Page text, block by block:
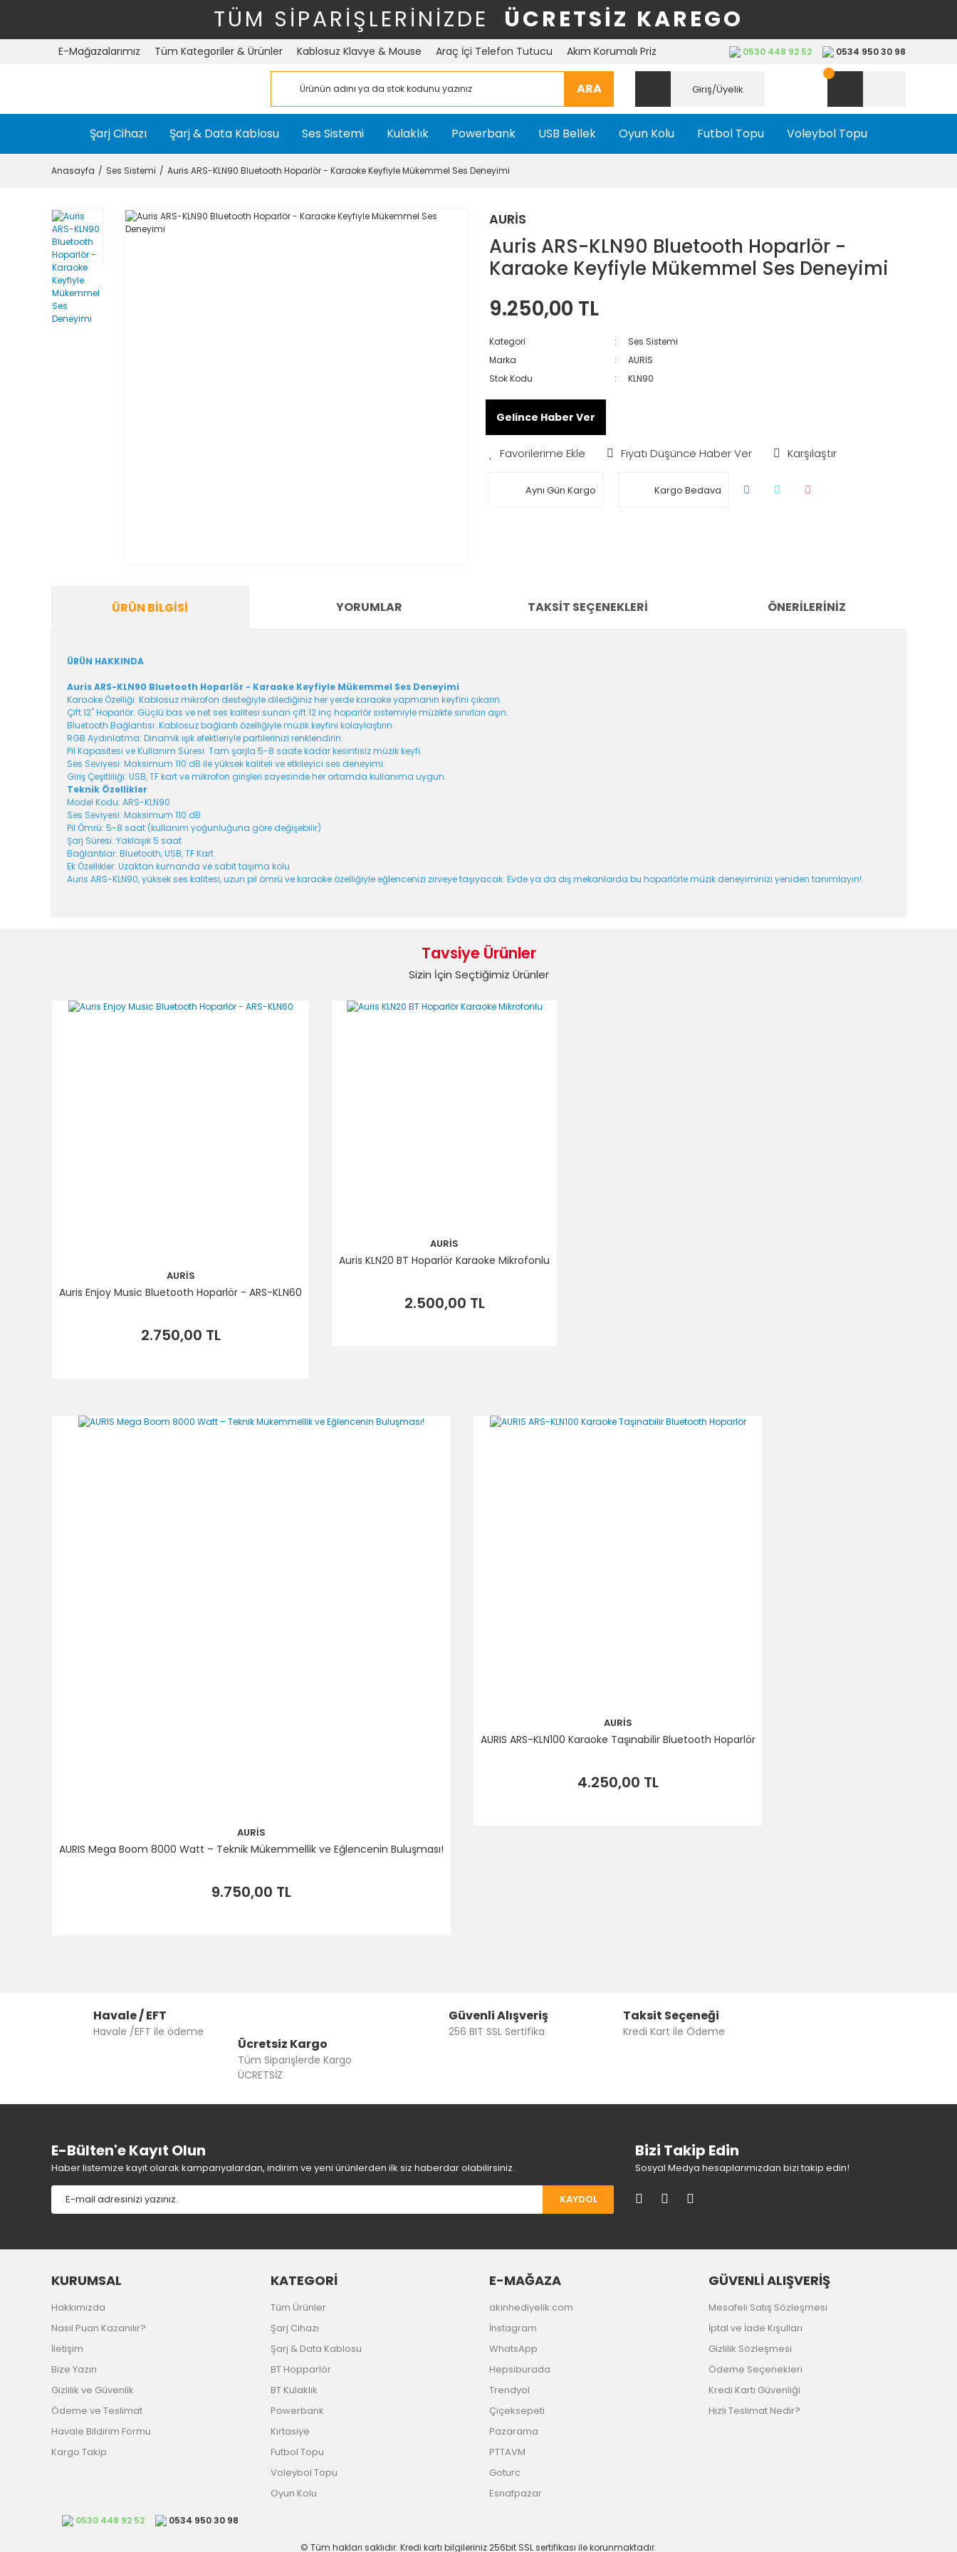
TÜM SİPARİŞLERİNİZDE ÜCRETSİZ KAREGO
E-Mağazalarımız Tüm Kategoriler & Ürünler Kablosuz Klavye & Mouse Araç İçi Telefon Tutucu Akım Korumalı Priz 0530 448 92 52 0534 950 30 98
ARA Giriş/Üyelik
Şarj Cihazı Şarj & Data Kablosu Ses Sistemi Kulaklık Powerbank USB Bellek Oyun Kolu Futbol Topu Voleybol Topu
Anasayfa Ses Sistemi Auris ARS-KLN90 Bluetooth Hoparlör - Karaoke Keyfiyle Mükemmel Ses Deneyimi
AURİS
Auris ARS-KLN90 Bluetooth Hoparlör -
Karaoke Keyfiyle Mükemmel Ses Deneyimi
9.250,00 TL
Kategori
Ses Sistemi
Marka
AURİS
Stok Kodu
KLN90
Gelince Haber Ver
Fiyatı Düşünce Haber Ver Karşılaştır
Aynı Gün Kargo Kargo Bedava
ÜRÜN BILGISI YORUMLAR TAKSIT SEÇENEKLERI ÖNERILERINIZ
ÜRÜN HAKKINDA
Auris ARS-KLN90 Bluetooth Hoparlör - Karaoke Keyfiyle Mükemmel Ses Deneyimi
Karaoke Özelliği: Kablosuz mikrofon desteğiyle dilediğiniz her yerde karaoke yapmanın keyfini çıkarın.
Çift 12" Hoparlör: Güçlü bas ve net ses kalitesi sunan çift 12 inç hoparlör sistemiyle müzikte sınırları aşın.
Bluetooth Bağlantısı: Kablosuz bağlantı özelliğiyle müzik keyfini kolaylaştırın.
RGB Aydınlatma: Dinamik ışık efektleriyle partilerinizi renklendirin.
Pil Kapasitesi ve Kullanım Süresi: Tam şarjla 5-8 saate kadar kesintisiz müzik keyfi.
Ses Seviyesi: Maksimum 110 dB ile yüksek kaliteli ve etkileyici ses deneyimi.
Giriş Çeşitliliği: USB, TF kart ve mikrofon girişleri sayesinde her ortamda kullanıma uygun.
Teknik Özellikler
Model Kodu: ARS-KLN90
Ses Seviyesi: Maksimum 110 dB
Pil Ömrü: 5-8 saat (kullanım yoğunluğuna göre değişebilir)
Şarj Süresi: Yaklaşık 5 saat
Bağlantılar: Bluetooth, USB, TF Kart
Ek Özellikler: Uzaktan kumanda ve sabit taşıma kolu
Auris ARS-KLN90, yüksek ses kalitesi, uzun pil ömrü ve karaoke özelliğiyle eğlencenizi zirveye taşıyacak. Evde ya da dış mekanlarda bu hoparlörle müzik deneyiminizi yeniden tanımlayın!
Yorum Yaz
Ürün bilgilerinde hatalar bulunuyor.
Tavsiye Ürünler
Sizin İçin Seçtiğimiz Ürünler
AURİS
Auris Enjoy Music Bluetooth Hoparlör - ARS-KLN60
2.750,00 TL
AURİS
Auris KLN20 BT Hoparlör Karaoke Mikrofonlu
2.500,00 TL
AURİS
AURIS Mega Boom 8000 Watt – Teknik Mükemmellik ve Eğlencenin Buluşması!
9.750,00 TL
AURİS
AURIS ARS-KLN100 Karaoke Taşınabilir Bluetooth Hoparlör
4.250,00 TL
Havale / EFT
Havale /EFT ile ödeme
Ücretsiz Kargo
Tüm Siparişlerde Kargo
ÜCRETSİZ
Güvenli Alışveriş
256 BIT SSL Sertifika
Taksit Seçeneği
Kredi Kart ile Ödeme
E-Bülten'e Kayıt Olun
Haber listemize kayıt olarak kampanyalardan, indirim ve yeni ürünlerden ilk siz haberdar olabilirsiniz.
KAYDOL
Bizi Takip Edin
Sosyal Medya hesaplarımızdan bizi takip edin!
KURUMSAL
Hakkımızda
Nasıl Puan Kazanılır?
İletişim
Bize Yazın
Gizlilik ve Güvenlik
Ödeme ve Teslimat
Havale Bildirim Formu
Kargo Takip
KATEGORİ
Tüm Ürünler
Şarj Cihazı
Şarj & Data Kablosu
BT Hopparlör
BT Kulaklık
Powerbank
Kırtasiye
Futbol Topu
Voleybol Topu
Oyun Kolu
E-MAĞAZA
akinhediyelik.com
İnstagram
WhatsApp
Hepsiburada
Trendyol
Çiçeksepeti
Pazarama
PTTAVM
Goturc
Esnafpazar
GÜVENLİ ALIŞVERİŞ
Mesafeli Satış Sözleşmesi
İptal ve İade Kışulları
Gizlilik Sözleşmesi
Ödeme Seçenekleri
Kredi Kartı Güvenliği
Hızlı Teslimat Nedir?
0530 448 92 52 0534 950 30 98
© Tüm hakları saklıdır. Kredi kartı bilgileriniz 256bit SSL sertifikası ile korunmaktadır.